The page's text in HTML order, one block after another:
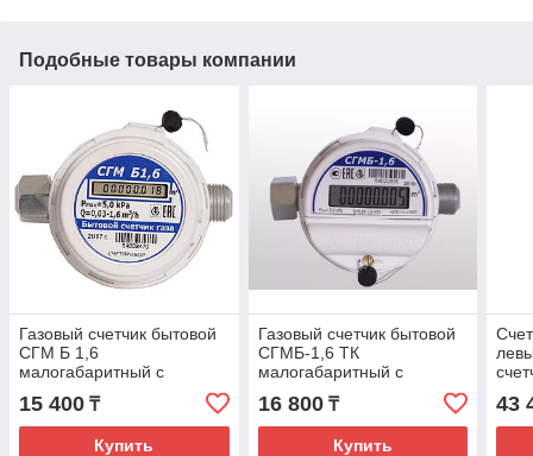
Подобные товары компании
Газовый счетчик бытовой
СГМ Б 1,6
малогабаритный с
выносным литиевым
элементом
15 400 ₸
Купить
Газовый счетчик бытовой
СГМБ-1,6 ТК
малогабаритный с
выносным литиевым
элементом
16 800₸
Купить
43